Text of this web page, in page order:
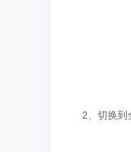
2、切换到